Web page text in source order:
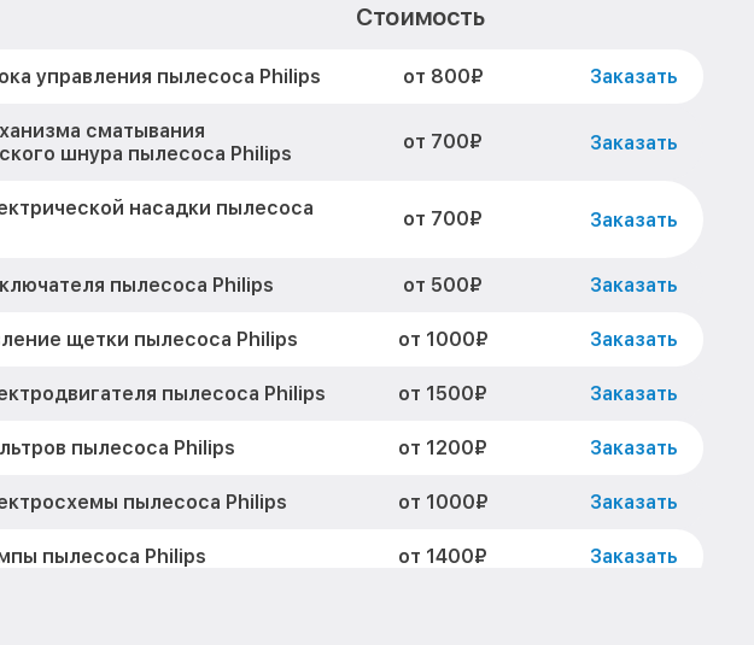
Стоимость
управления пылесоса Philips от 800₽ Заказать
сматывания
шнура пылесоса Philips
от 700₽ Заказать
насадки пылесоса
от 700₽ Заказать
пылесоса Philips от 500₽ Заказать
щетки пылесоса Philips от 1000₽ Заказать
пылесоса Philips от 1500₽ Заказать
пылесоса Philips от 1200₽ Заказать
пылесоса Philips от 1000₽ Заказать
пылесоса Philips от 1400₽ Заказать